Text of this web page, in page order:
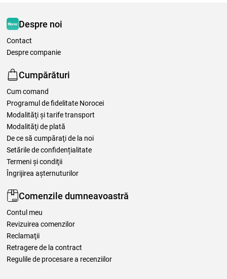
Despre noi
Contact
Despre companie
Cumpărături
Cum comand
Programul de fidelitate Norocei
Modalităţi şi tarife transport
Modalităţi de plată
De ce să cumpăraţi de la noi
Setările de confidențialitate
Termeni şi condiţii
Îngrijirea așternuturilor
Comenzile dumneavoastră
Contul meu
Revizuirea comenzilor
Reclamaţii
Retragere de la contract
Regulile de procesare a recenziilor